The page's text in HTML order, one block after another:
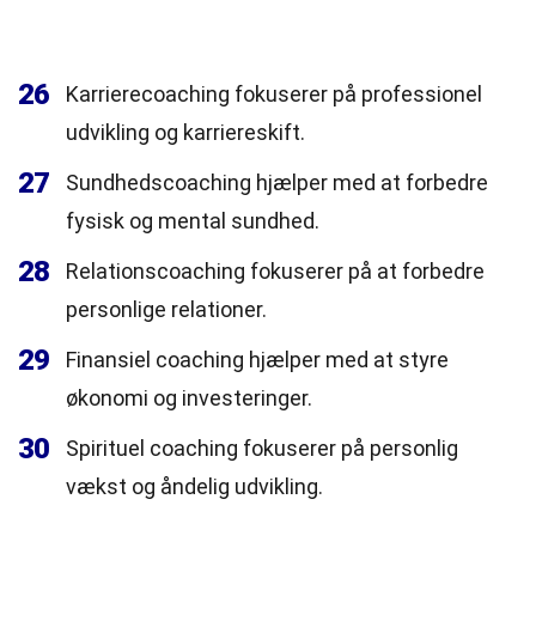
26
Karrierecoaching fokuserer på professionel
udvikling og karriereskift.
27
Sundhedscoaching hjælper med at forbedre
fysisk og mental sundhed.
28
Relationscoaching fokuserer på at forbedre
personlige relationer.
29
Finansiel coaching hjælper med at styre
økonomi og investeringer.
30
Spirituel coaching fokuserer på personlig
vækst og åndelig udvikling.